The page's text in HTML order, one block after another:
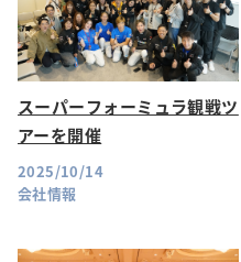
スーパーフォーミュラ観戦ツ
アーを開催
会社情報
2025/10/14